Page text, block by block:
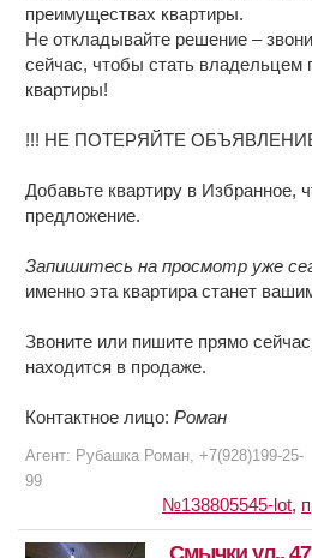
преимуществах квартиры.
Не откладывайте решение –
сейчас, чтобы стать владельцем
квартиры!
!!! НЕ ПОТЕРЯЙТЕ
Добавьте квартиру в Избранное,
предложение.
Запишитесь на просмотр уже
именно эта квартира станет
Звоните или пишите прямо
находится в продаже.
Контактное лицо: Роман
Агент: Рубашка Роман, +7(928)199-25-
99
№138805545-lot,
Смычки ул., 47